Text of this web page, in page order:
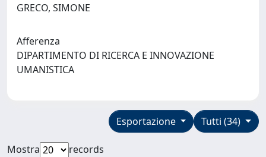
GRECO, SIMONE
Afferenza
DIPARTIMENTO DI RICERCA E INNOVAZIONE
UMANISTICA
Tutti (34)
Esportazione
Mostra
records